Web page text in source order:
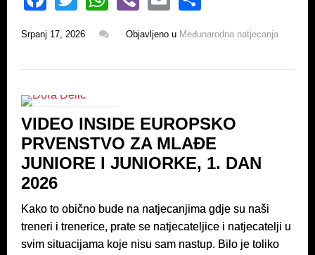
c
e
o
k
tt
er
at
s
p
er ail ar
e
Srpanj 17, 2026 Objavljeno u Međunarodna natjecanja
VIDEO INSIDE EUROPSKO
PRVENSTVO ZA MLAĐE
JUNIORE I JUNIORKE, 1. DAN
2026
Kako to obično bude na natjecanjima gdje su naši
treneri i trenerice, prate se natjecateljice i natjecatelji u
svim situacijama koje nisu sam nastup. Bilo je toliko